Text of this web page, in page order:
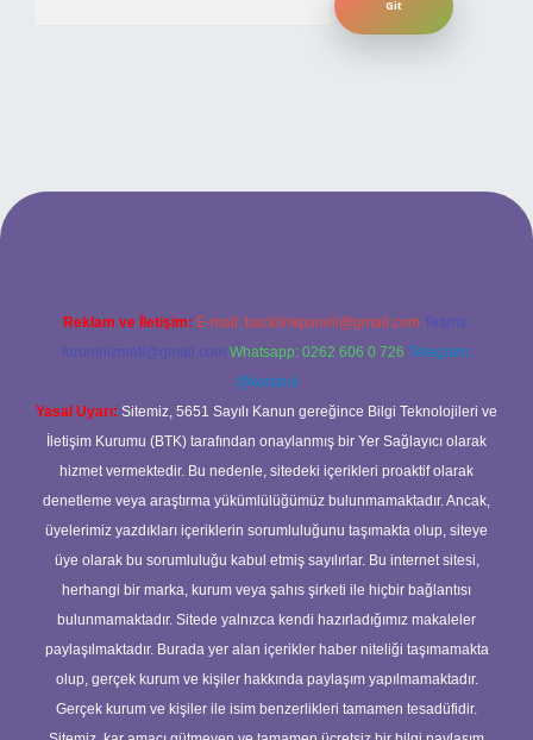
giriş
Reklam ve İletişim: E-mail: backlinkpaneli@gmail.com Teams:
forumhizmeti@gmail.com Whatsapp: 0262 606 0 726 Telegram:
@karabul
Yasal Uyarı: Sitemiz, 5651 Sayılı Kanun gereğince Bilgi Teknolojileri ve
İletişim Kurumu (BTK) tarafından onaylanmış bir Yer Sağlayıcı olarak
hizmet vermektedir. Bu nedenle, sitedeki içerikleri proaktif olarak
denetleme veya araştırma yükümlülüğümüz bulunmamaktadır. Ancak,
üyelerimiz yazdıkları içeriklerin sorumluluğunu taşımakta olup, siteye
üye olarak bu sorumluluğu kabul etmiş sayılırlar. Bu internet sitesi,
herhangi bir marka, kurum veya şahıs şirketi ile hiçbir bağlantısı
bulunmamaktadır. Sitede yalnızca kendi hazırladığımız makaleler
paylaşılmaktadır. Burada yer alan içerikler haber niteliği taşımamakta
olup, gerçek kurum ve kişiler hakkında paylaşım yapılmamaktadır.
Gerçek kurum ve kişiler ile isim benzerlikleri tamamen tesadüfidir.